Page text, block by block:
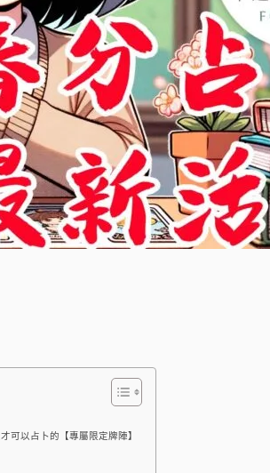
可以占卜的【專屬限定牌陣】